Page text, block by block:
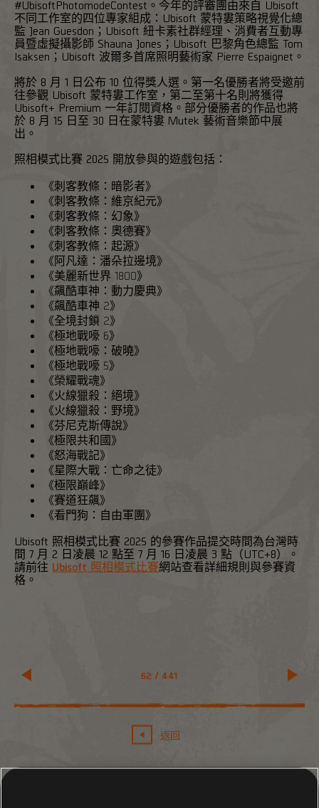
62 / 441
返回
#UbisoftPhotomodeContest。今年的評審團由來自 Ubisoft
不同工作室的四位專家組成：Ubisoft 蒙特婁策略視覺化總
監 Jean Guesdon；Ubisoft 紐卡素社群經理、消費者互動專
員暨虛擬攝影師 Shauna Jones；Ubisoft 巴黎角色總監 Tom
Isaksen；Ubisoft 波爾多首席照明藝術家 Pierre Espaignet。
將於 8 月 1 日公布 10 位得獎人選。第一名優勝者將受邀前
往參觀 Ubisoft 蒙特婁工作室，第二至第十名則將獲得
Ubisoft+ Premium 一年訂閱資格。部分優勝者的作品也將
於 8 月 15 日至 30 日在蒙特婁 Mutek 藝術音樂節中展
出。
照相模式比賽 2025 開放參與的遊戲包括：
《刺客教條：暗影者》
《刺客教條：維京紀元》
《刺客教條：幻象》
《刺客教條：奧德賽》
《刺客教條：起源》
《阿凡達：潘朵拉邊境》
《美麗新世界 1800》
《飆酷車神：動力慶典》
《飆酷車神 2》
《全境封鎖 2》
《極地戰嚎 6》
《極地戰嚎：破曉》
《極地戰嚎 5》
《榮耀戰魂》
《火線獵殺：絕境》
《火線獵殺：野境》
《芬尼克斯傳說》
《極限共和國》
《怒海戰記》
《星際大戰：亡命之徒》
《極限巔峰》
《賽道狂飆》
《看門狗：自由軍團》
Ubisoft 照相模式比賽 2025 的參賽作品提交時間為台灣時
間 7 月 2 日凌晨 12 點至 7 月 16 日凌晨 3 點（UTC+8）。
請前往 Ubisoft 照相模式比賽網站查看詳細規則與參賽資
格。